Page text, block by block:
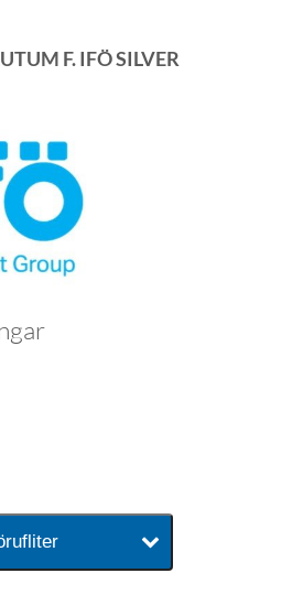
F. IFÖ SILVER